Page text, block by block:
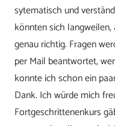
sytematisch und
könnten sich
genau richtig. Fragen
per Mail beantwortet,
konnte ich schon ein
Dank. Ich würde mich
Fortgeschrittenenkurs